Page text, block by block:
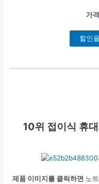
가
할인
10위 접이식 휴
제품 이미지를 클릭하면 노